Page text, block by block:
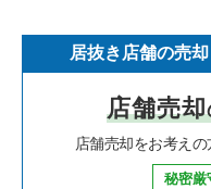
寿司の居抜き売却物件の
焼肉の居抜き売却物件の
鉄板焼き・お好み焼の居
神奈川県の飲食店の居抜
大阪府の飲食店の居抜き
兵庫県の飲食店の居抜き
堺市北区の飲食店の居抜
堺市中区の飲食店の居抜
大阪市西区の飲食店の居
大阪府のイタリア料理の
大阪府の中華の居抜き売
大阪府のそば・うどんの
摂津富田駅のお弁当・惣
居抜き店舗の売
店舗売却
店舗売却をお考えの
秘密厳